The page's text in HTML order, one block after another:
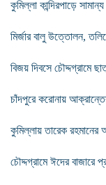
কুমিল্লা কান্দিরপাড়ে সামান্য
মির্জার বালু উত্তোলন,
বিজয় দিবসে চৌদ্দগ্রামে
চাঁদপুরে করোনায়
কুমিল্লায় তারেক রহমানের
চৌদ্দগ্রামে ঈদের